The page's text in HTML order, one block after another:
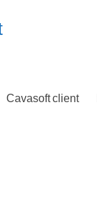
Cavasoft client